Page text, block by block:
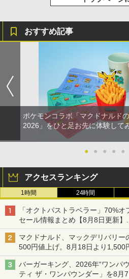
おすすめ記事
ポケモンコラボ「マクドナルド
2026」をひと足お先に体験して
● ● ● ● ●
アクセスランキング
1時間 24時間
「オクトパストラベラー」70%
セール情報まとめ【8月8日更新】
ニンテンドーeショップでは「大
マクドナルド、マックデリバリー
500円値上げ。8月18日より1,500
バーガーキング、2026年“ワンパ
ティ ザ・ワンパウンダー」を8月